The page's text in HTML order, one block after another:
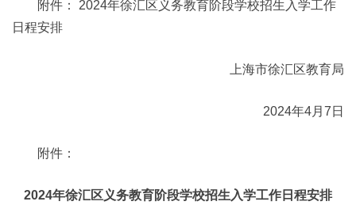
附件： 2024年徐汇区义务教育阶段学校招生入学工作
日程安排
上海市徐汇区教育局
2024年4月7日
附件：
2024年徐汇区义务教育阶段学校招生入学工作日程安排